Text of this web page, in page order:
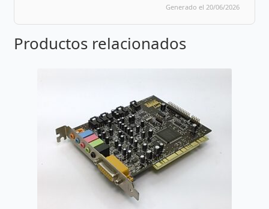
Generado el 20/06/2026
Productos relacionados